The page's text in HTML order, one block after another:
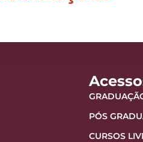
PÓS
CURSOS